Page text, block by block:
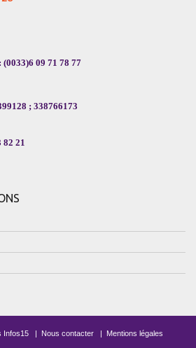
09 71 78 77
; 338766173
82 21
Infos15 Nous contacter Mentions légales